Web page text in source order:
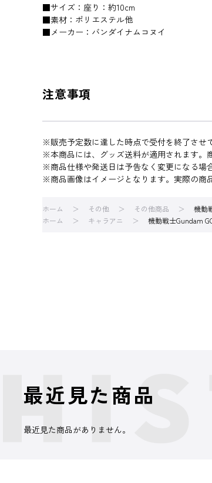
■サイズ：座り：約10cm
■素材：ポリエステル他
■メーカー：バンダイナムコヌイ
注意事項
※販売予定数に達した時点で受付を終了させ
※本商品には、グッズ送料が適用されます。
※商品仕様や発送日は予告なく変更になる場
※商品画像はイメージとなります。実際の商
ホーム その他 その他商品
機動
ホーム
キャラアニ 機動戦士Gundam
最近見た商品
最近見た商品がありません。